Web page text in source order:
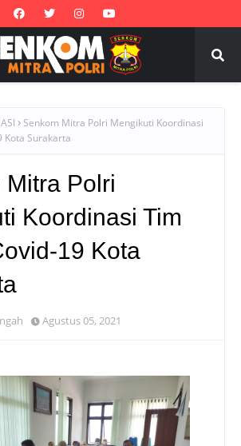
Senkom Mitra Polri Mengikuti Koordinasi
Kota Surakarta
Mitra Polri
Koordinasi Tim
19 Kota
Agustus 05, 2021